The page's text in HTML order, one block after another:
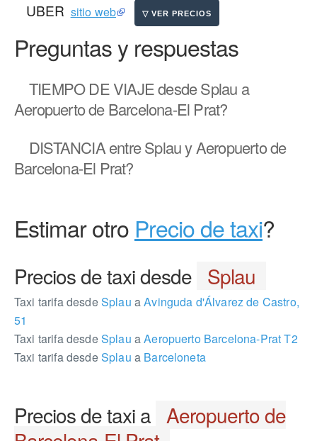
UBER sitio web
Preguntas y respuestas
TIEMPO DE VIAJEdesde Splau a
Aeropuerto de Barcelona-El Prat?
DISTANCIAentre Splau y Aeropuerto de
Barcelona-El Prat?
Estimar otro Precio de taxi?
Precios de taxi desde Splau
Taxi tarifa desdeSplau aAvinguda d'Álvarez de Castro,
51
Taxi tarifa desdeSplau aAeropuerto Barcelona-Prat T2
Taxi tarifa desdeSplau a Barceloneta
Precios de taxi a Aeropuerto de